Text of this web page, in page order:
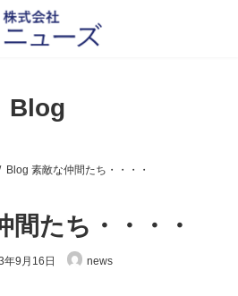
Blog
Blog 素敵な仲間たち・・・・
たち・・・・
年9月16日 news